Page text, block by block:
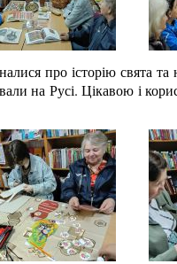
про історію свята
на Русі. Цікавою і